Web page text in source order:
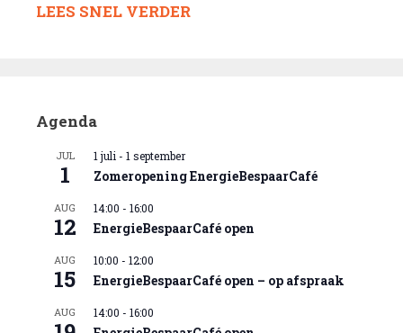
LEES SNEL VERDER
Agenda
JUL
1
1 juli - 1 september
Zomeropening EnergieBespaarCafé
AUG
12
14:00 - 16:00
EnergieBespaarCafé open
AUG
15
10:00 - 12:00
EnergieBespaarCafé open – op afspraak
AUG 14:00 - 16:00